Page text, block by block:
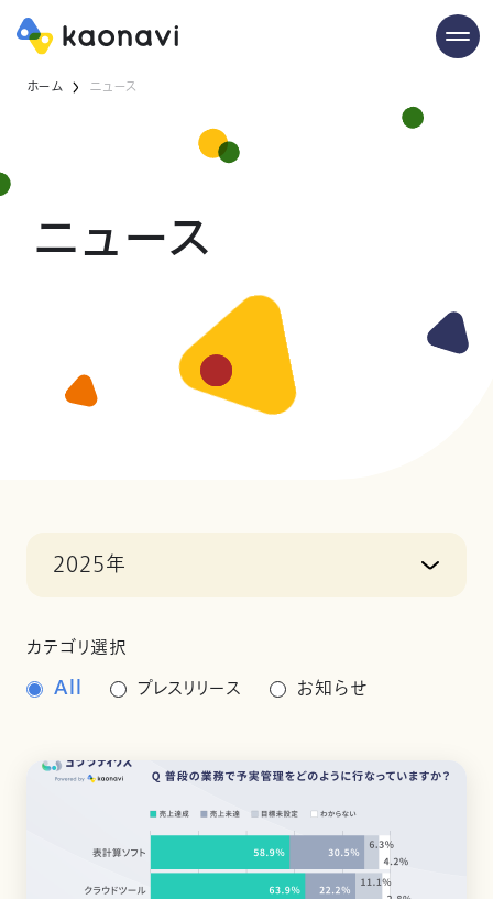
ホーム ニュース
ニュース
2025年
カテゴリ選択
All プレスリリース お知らせ